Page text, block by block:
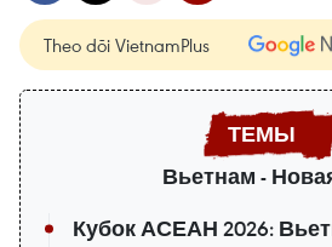
Theo dõi VietnamPlus
Вьетнам -
Кубок АСЕАН 2026: